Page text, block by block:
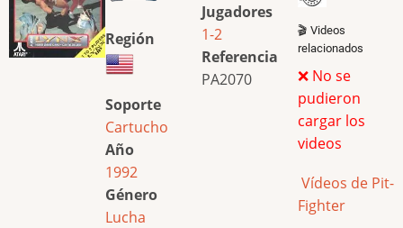
Región
Soporte
Cartucho
Año
1992
Género
Lucha
Jugadores
1-2
Referencia
PA2070
🎬 Videos
relacionados
❌ No se
pudieron
cargar los
videos
Vídeos de Pit-
Fighter